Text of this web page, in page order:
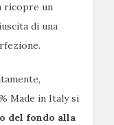
ricopre un
di una
Made in Italy si
del fondo alla